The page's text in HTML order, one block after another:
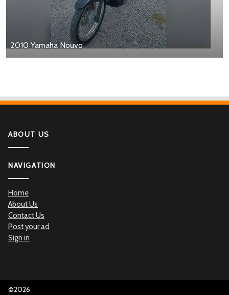
2010 Yamaha Nouvo
ABOUT US
NAVIGATION
Home
About Us
Contact Us
Post your ad
Sign in
©2026